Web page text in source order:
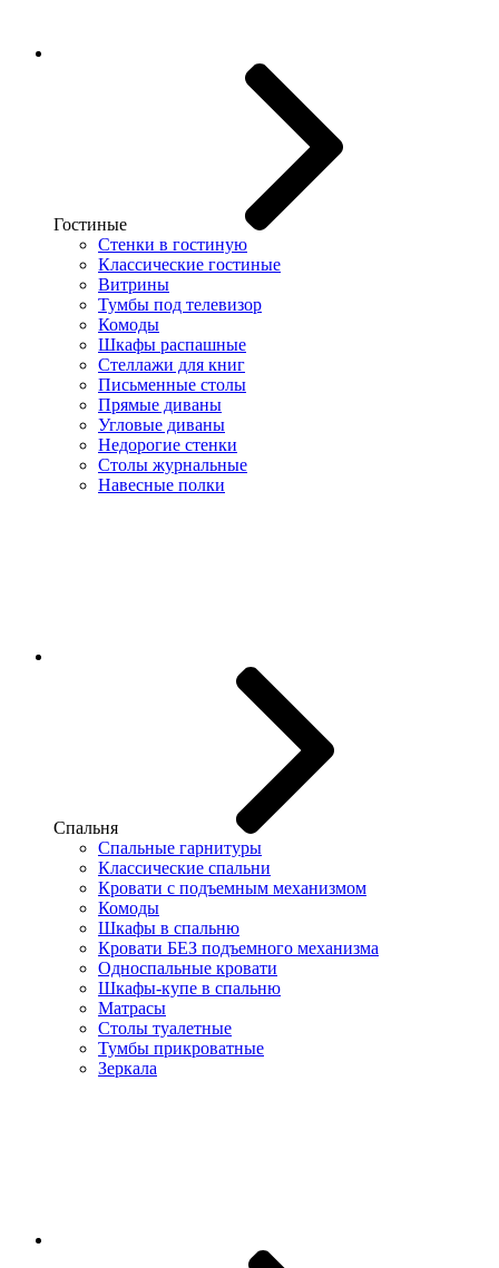
Гостиные
Стенки в гостиную
Классические гостиные
Витрины
Тумбы под телевизор
Комоды
Шкафы распашные
Стеллажи для книг
Письменные столы
Прямые диваны
Угловые диваны
Недорогие стенки
Столы журнальные
Навесные полки
Спальня
Спальные гарнитуры
Классические спальни
Кровати с подъемным механизмом
Комоды
Шкафы в спальню
Кровати БЕЗ подъемного механизма
Односпальные кровати
Шкафы-купе в спальню
Матрасы
Столы туалетные
Тумбы прикроватные
Зеркала